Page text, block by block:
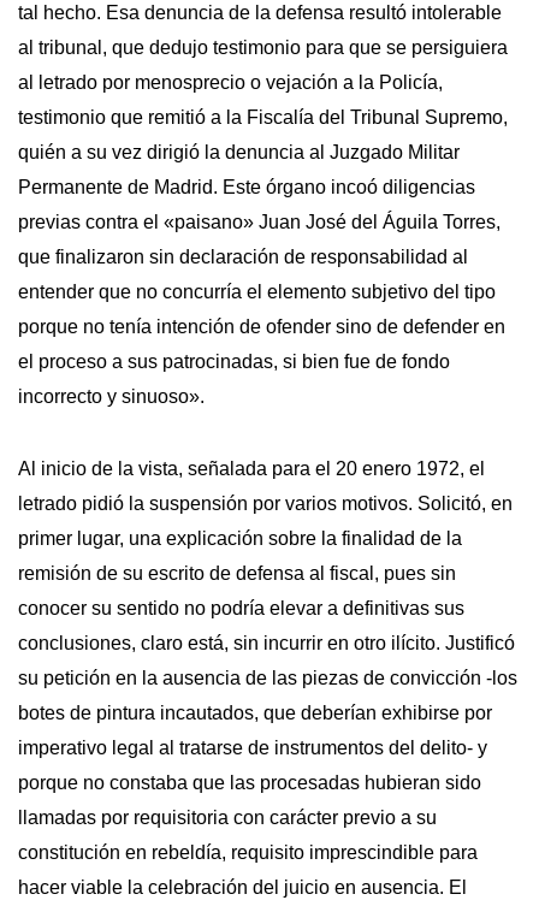
tal hecho. Esa denuncia de la defensa resultó intolerable
al tribunal, que dedujo testimonio para que se persiguiera
al letrado por menosprecio o vejación a la Policía,
testimonio que remitió a la Fiscalía del Tribunal Supremo,
quién a su vez dirigió la denuncia al Juzgado Militar
Permanente de Madrid. Este órgano incoó diligencias
previas contra el «paisano» Juan José del Águila Torres,
que finalizaron sin declaración de responsabilidad al
entender que no concurría el elemento subjetivo del tipo
porque no tenía intención de ofender sino de defender en
el proceso a sus patrocinadas, si bien fue de fondo
incorrecto y sinuoso».
Al inicio de la vista, señalada para el 20 enero 1972, el
letrado pidió la suspensión por varios motivos. Solicitó, en
primer lugar, una explicación sobre la finalidad de la
remisión de su escrito de defensa al fiscal, pues sin
conocer su sentido no podría elevar a definitivas sus
conclusiones, claro está, sin incurrir en otro ilícito. Justificó
su petición en la ausencia de las piezas de convicción -los
botes de pintura incautados, que deberían exhibirse por
imperativo legal al tratarse de instrumentos del delito- y
porque no constaba que las procesadas hubieran sido
llamadas por requisitoria con carácter previo a su
constitución en rebeldía, requisito imprescindible para
hacer viable la celebración del juicio en ausencia. El